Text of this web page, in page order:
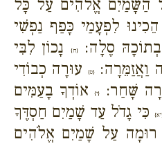
הַשָּׁמַיִם אֱלֹהִים עַל כָּל
לִפְעָמַי כָּפַף נַפְשִׁי
בְתוֹכָהּ סֶלָה:{ח}
נָכוֹן לִבִּי
וַאֲזַמֵּרָה:{ט}
עוּרָה כְבוֹדִי
שָּׁחַר:
{י}אוֹדְךָ בָעַמִּים
כִּי גָדֹל עַד שָׁמַיִם חַסְדֶּךָ
רוּמָה עַל שָׁמַיִם אֱלֹהִים